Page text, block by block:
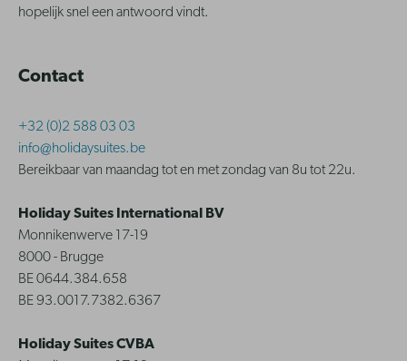
hopelijk snel een antwoord vindt.
Contact
+32 (0)2 588 03 03
info@holidaysuites.be
Bereikbaar van maandag tot en met zondag van 8u tot 22u.
Holiday Suites International BV
Monnikenwerve 17-19
8000 - Brugge
BE 0644.384.658
BE 93.0017.7382.6367
Holiday Suites CVBA